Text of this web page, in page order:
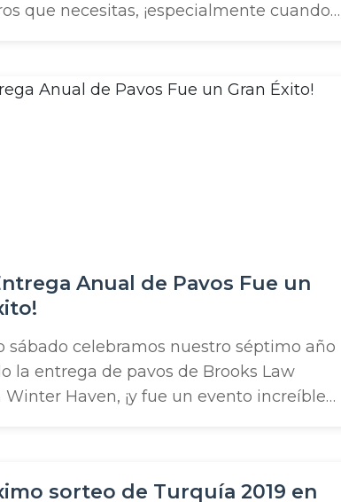
que necesitas, ¡especialmente cuando
cubiertas faciales improvisadas basadas
Anual de Pavos Fue un
sábado celebramos nuestro séptimo año
la entrega de pavos de Brooks Law
Winter Haven, ¡y fue un evento increíble
un total de 400 pavos a familias ...
sorteo de Turquía 2019 en